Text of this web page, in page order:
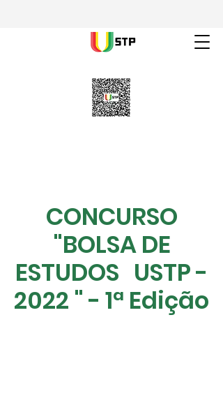
CONCURSO
"BOLSA DE
ESTUDOS USTP -
2022 " - 1ª Edição